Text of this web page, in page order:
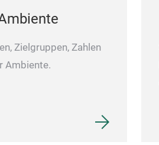
Zielgruppen, Zahlen
Ambiente.